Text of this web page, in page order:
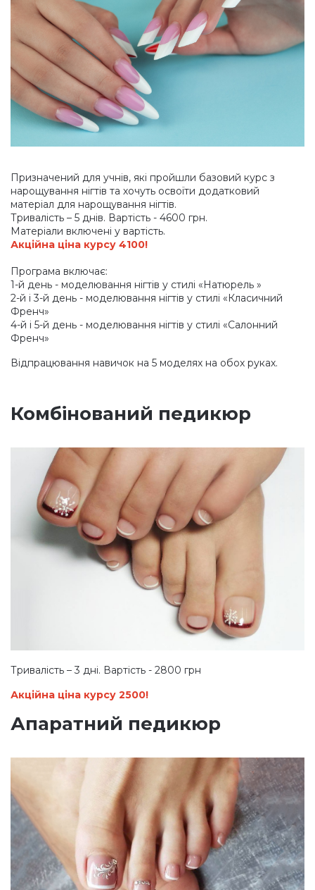
Призначений для учнів, які пройшли базовий курс з
нарощування нігтів та хочуть освоїти додатковий
матеріал для нарощування нігтів.
Тривалість – 5 днів. Вартість - 4600 грн.
Матеріали включені у вартість.
Акційна ціна курсу 4100!
Програма включає:
1-й день - моделювання нігтів у стилі «Натюрель »
2-й і 3-й день - моделювання нігтів у стилі «Класичний
Френч»
4-й і 5-й день - моделювання нігтів у стилі «Салонний
Френч»
Відпрацювання навичок на 5 моделях на обох руках.
Комбінований педикюр
Тривалість – 3 дні. Вартість - 2800 грн
Акційна ціна курсу 2500!
Апаратний педикюр